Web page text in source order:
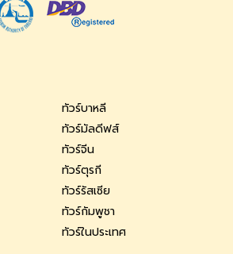
ทัวร์บาหลี
ทัวร์มัลดีฟส์
ทัวร์จีน
ทัวร์ตุรกี
ทัวร์รัสเซีย
ทัวร์กัมพูชา
ทัวร์ในประเทศ